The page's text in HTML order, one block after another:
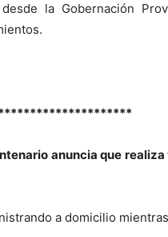
la Gobernación
anuncia que
a domicilio